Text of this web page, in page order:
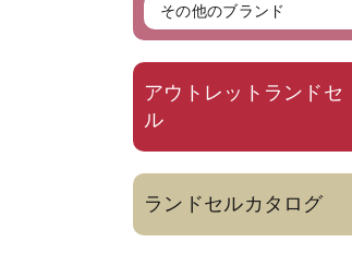
その他のブランド
アウトレットランドセ
ル
ランドセルカタログ